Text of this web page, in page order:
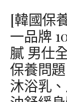
[韓國保
一品牌
膩 男仕
保養問
沐浴乳